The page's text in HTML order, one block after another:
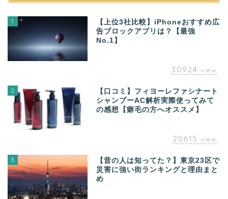
1
【上位3社比較】iPhoneおすすめ広
告ブロックアプリは？【最強
No.1】
30924 view
2
【口コミ】フィヨーレファシナート
シャンプーAC解析実際使ってみて
の感想【癖毛の方へオススメ】
20615 view
3
【昔の人は知ってた？】東京23区で
災害に強い街ランキングと理由まと
め